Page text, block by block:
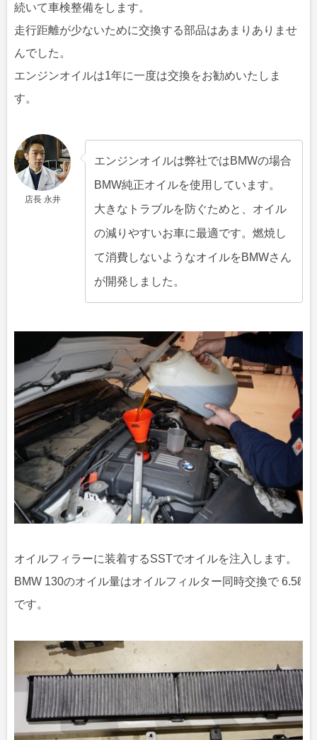
続いて車検整備をします。
走行距離が少ないために交換する部品はあまりありませ
んでした。
エンジンオイルは1年に一度は交換をお勧めいたしま
す。
店長 永井
エンジンオイルは弊社ではBMWの場合
BMW純正オイルを使用しています。
大きなトラブルを防ぐためと、オイル
の減りやすいお車に最適です。燃焼し
て消費しないようなオイルをBMWさん
が開発しました。
オイルフィラーに装着するSSTでオイルを注入します。
BMW 130のオイル量はオイルフィルター同時交換で 6.5ℓ
です。